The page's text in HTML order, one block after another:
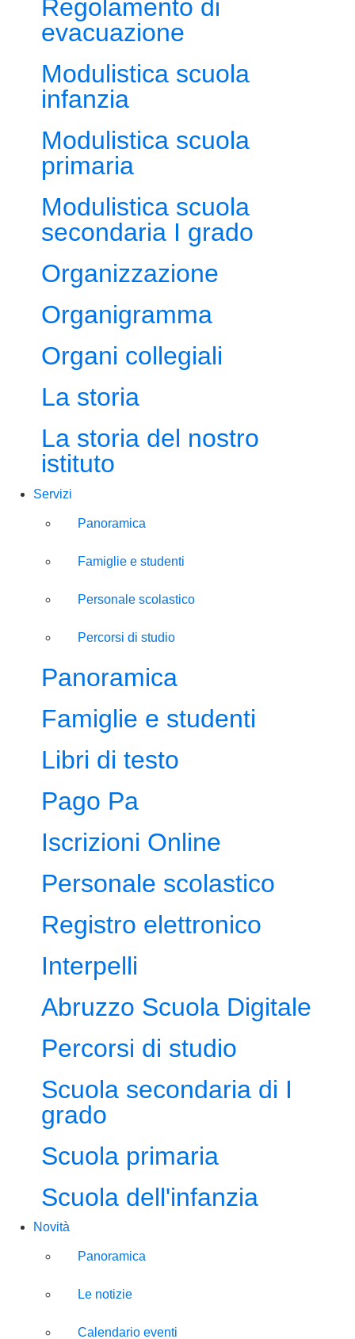
Regolamento di
evacuazione
Modulistica scuola
infanzia
Modulistica scuola
primaria
Modulistica scuola
secondaria I grado
Organizzazione
Organigramma
Organi collegiali
La storia
La storia del nostro
istituto
Servizi
Panoramica
Famiglie e studenti
Personale scolastico
Percorsi di studio
Panoramica
Famiglie e studenti
Libri di testo
Pago Pa
Iscrizioni Online
Personale scolastico
Registro elettronico
Interpelli
Abruzzo Scuola Digitale
Percorsi di studio
Scuola secondaria di I
grado
Scuola primaria
Scuola dell'infanzia
Novità
Panoramica
Le notizie
Calendario eventi